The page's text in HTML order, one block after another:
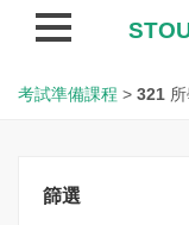
考試準備課程 > 321
篩選